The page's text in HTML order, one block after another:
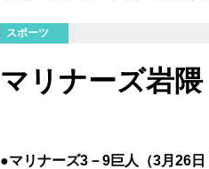
スポーツ
マリナーズ岩
●マリナーズ3－9巨人（3月26